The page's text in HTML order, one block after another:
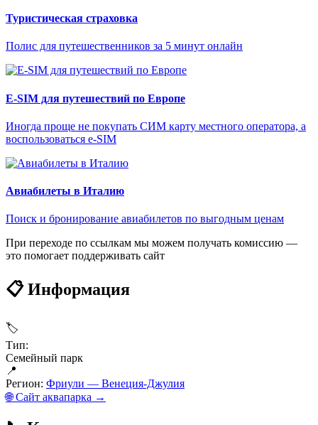
Туристическая страховка
Полис для путешественников за 5 минут онлайн
E-SIM для путешествий по Европе
Иногда проще не покупать СИМ карту местного оператора, а
воспользоваться e-SIM
Авиабилеты в Италию
Поиск и бронирование авиабилетов по выгодным ценам
При переходе по ссылкам мы можем получать комиссию —
это помогает поддерживать сайт
📋 Информация
🏷
Тип:
Семейный парк
📍
Регион: Фриули — Венеция-Джулия
🌐 Сайт аквапарка →